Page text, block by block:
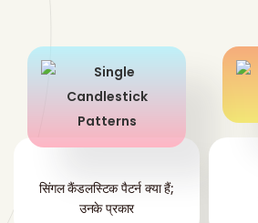
सिंगल कैंडलस्टिक पैटर्न क्या हैं;
उनके प्रकार